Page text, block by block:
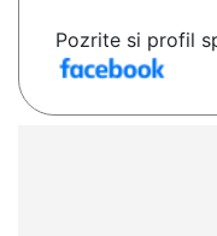
Pozrite si profil